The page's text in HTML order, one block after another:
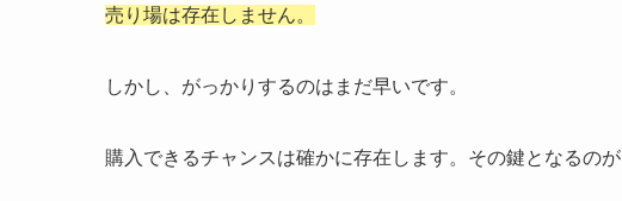
売り場は存在しません。
しかし、がっかりするのはまだ早いです。
購入できるチャンスは確かに存在します。その鍵となるのが